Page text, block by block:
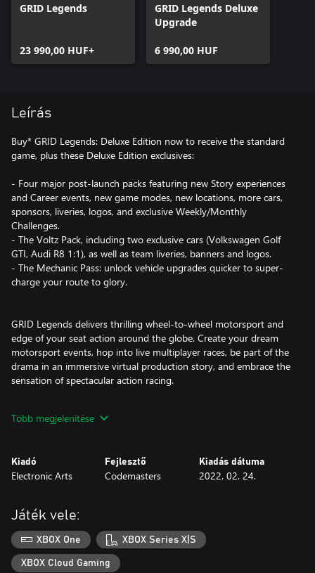
GRID Legends
23 990,00 HUF+
GRID Legends Deluxe
Upgrade
6 990,00 HUF
Leírás
Buy* GRID Legends: Deluxe Edition now to receive the standard
game, plus these Deluxe Edition exclusives:
- Four major post-launch packs featuring new Story experiences
and Career events, new game modes, new locations, more cars,
sponsors, liveries, logos, and exclusive Weekly/Monthly
Challenges.
- The Voltz Pack, including two exclusive cars (Volkswagen Golf
GTI, Audi R8 1:1), as well as team liveries, banners and logos.
- The Mechanic Pass: unlock vehicle upgrades quicker to super-
charge your route to glory.
GRID Legends delivers thrilling wheel-to-wheel motorsport and
edge of your seat action around the globe. Create your dream
motorsport events, hop into live multiplayer races, be part of the
drama in an immersive virtual production story, and embrace the
sensation of spectacular action racing.
rush of incredible speed. Push your Nemesis on the track. Defeat
o Play together with up to 21 friends in the most social and
connected GRID ever, including cross-platform play, and cause
o Make racing memories with a stunning variety of cars, new city
locations such as London, exciting event types, and create on-
track enemies.
o Use the Race Creator to design adrenaline-fueled races to tear
up with your friends, with event types like Elimination, electrifying
Több megjelenítése
Kiadó
Electronic Arts
Fejlesztő
Codemasters
Kiadás dátuma
2022. 02. 24.
Játék vele:
XBOX One XBOX Series X|S
XBOX Cloud Gaming